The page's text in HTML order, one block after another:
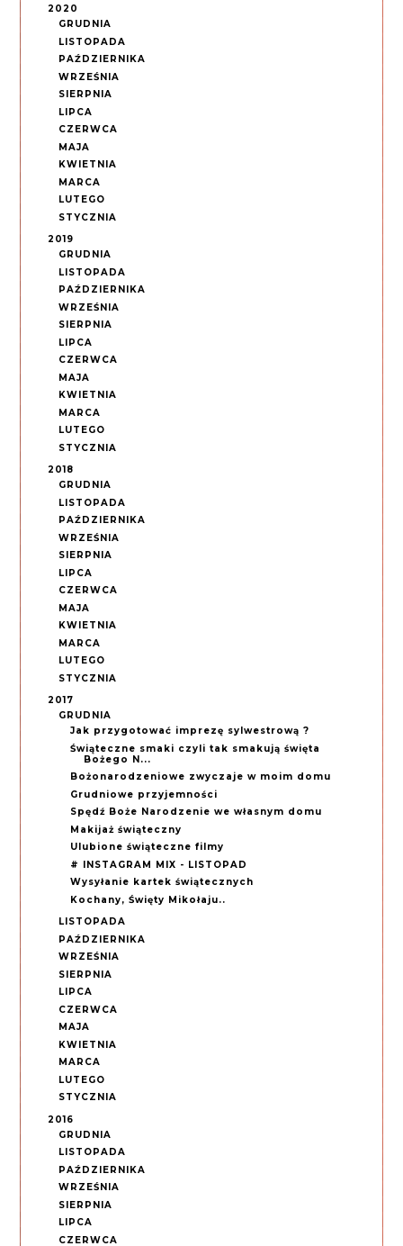
2020
GRUDNIA
LISTOPADA
PAŹDZIERNIKA
WRZEŚNIA
SIERPNIA
LIPCA
CZERWCA
MAJA
KWIETNIA
MARCA
LUTEGO
STYCZNIA
2019
GRUDNIA
LISTOPADA
PAŹDZIERNIKA
WRZEŚNIA
SIERPNIA
LIPCA
CZERWCA
MAJA
KWIETNIA
MARCA
LUTEGO
STYCZNIA
2018
GRUDNIA
LISTOPADA
PAŹDZIERNIKA
WRZEŚNIA
SIERPNIA
LIPCA
CZERWCA
MAJA
KWIETNIA
MARCA
LUTEGO
STYCZNIA
2017
GRUDNIA
Jak przygotować imprezę sylwestrową ?
Świąteczne smaki czyli tak smakują święta
Bożego N...
Bożonarodzeniowe zwyczaje w moim domu
Grudniowe przyjemności
Spędź Boże Narodzenie we własnym domu
Makijaż świąteczny
Ulubione świąteczne filmy
# INSTAGRAM MIX - LISTOPAD
Wysyłanie kartek świątecznych
Kochany, Święty Mikołaju..
LISTOPADA
PAŹDZIERNIKA
WRZEŚNIA
SIERPNIA
LIPCA
CZERWCA
MAJA
KWIETNIA
MARCA
LUTEGO
STYCZNIA
2016
GRUDNIA
LISTOPADA
PAŹDZIERNIKA
WRZEŚNIA
SIERPNIA
LIPCA
CZERWCA